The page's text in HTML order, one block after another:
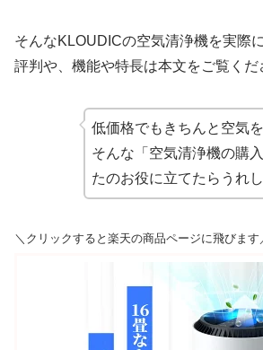
そんなKLOUDICの空気清浄機を実際
評判や、機能や特長は本文をご覧くだ
低価格でもきちんと空気
そんな「空気清浄機の購
たのお役に立てたらうれし
＼クリックすると楽天の商品ページに飛びます